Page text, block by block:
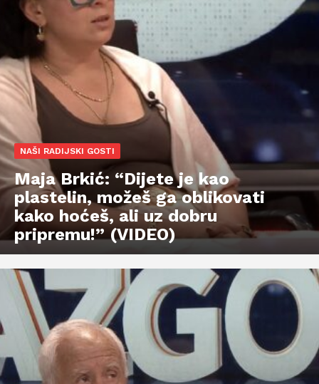
NAŠI RADIJSKI GOSTI
Maja Brkić: “Dijete je kao
plastelin, možeš ga oblikovati
kako hoćeš, ali uz dobru
pripremu!” (VIDEO)